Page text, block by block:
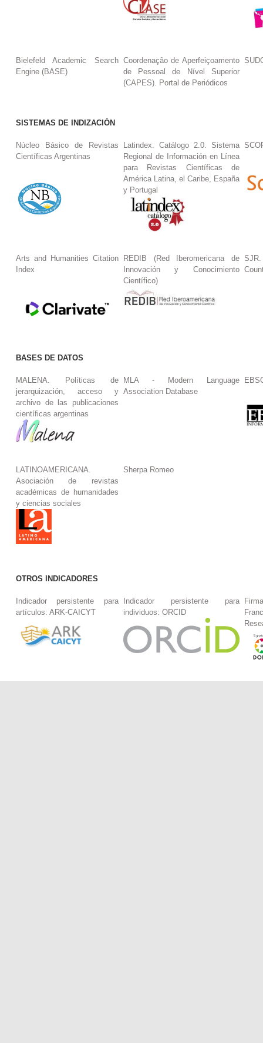
Bielefeld Academic Search
Engine (BASE)
Coordenação de Aperfeiçoamento
de Pessoal de Nível Superior
(CAPES). Portal de Periódicos
SISTEMAS DE INDIZACIÓN
Núcleo Básico de Revistas
Científicas Argentinas
Latindex. Catálogo 2.0. Sistema
Regional de Información en Línea
para Revistas Científicas de
América Latina, el Caribe, España
y Portugal
Arts and Humanities Citation
Index
REDIB (Red Iberomericana de
Innovación y Conocimiento
Científico)
BASES DE DATOS
MALENA. Políticas de
jerarquización, acceso y
archivo de las publicaciones
científicas argentinas
MLA - Modern Language
Association Database
LATINOAMERICANA.
Asociación de revistas
académicas de humanidades
y ciencias sociales
Sherpa Romeo
OTROS INDICADORES
Indicador persistente para
artículos: ARK-CAICYT
Indicador persistente para
individuos: ORCID